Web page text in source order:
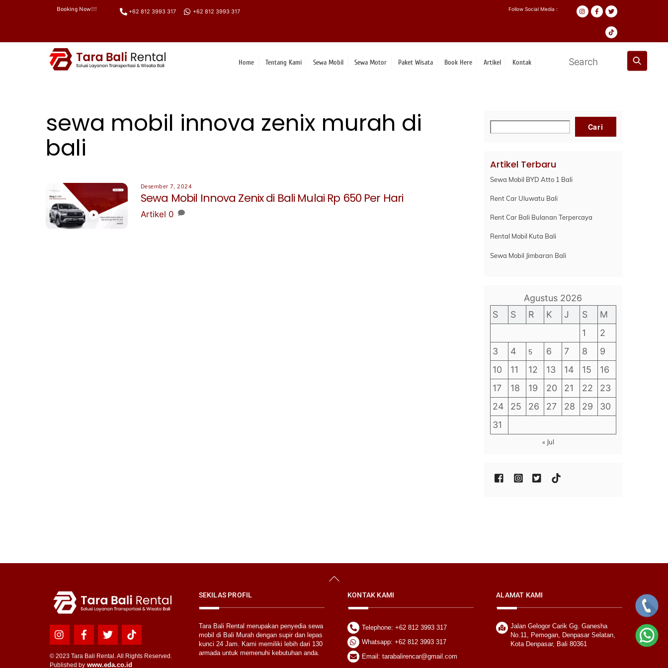
Booking Now!!! +62 812 3993 317 +62 812 3993 317 Follow Social Media :
Home Tentang Kami Sewa Mobil Sewa Motor Paket Wisata Book Here Artikel Kontak
sewa mobil innova zenix murah di
bali
Desember 7, 2024
Sewa Mobil Innova Zenix di Bali Mulai Rp 650 Per Hari
Artikel 0
Cari Cari
Artikel Terbaru
Sewa Mobil BYD Atto 1 Bali
Rent Car Uluwatu Bali
Rent Car Bali Bulanan Terpercaya
Rental Mobil Kuta Bali
Sewa Mobil Jimbaran Bali
Agustus 2026
S
S R K J S
M
1
2
3
4 5 6 7 8
9
10
11 12 13 14 15
16
17
18 19 20 21 22
23
24
25 26 27 28 29
30
31
« Jul
Back
Icon
label
Icon
label
Icon
label
Icon
label
© 2023 Tara Bali Rental. All Rights Reserved.
Published by www.eda.co.id
SEKILAS PROFIL
Tara Bali Rental merupakan penyedia sewa
mobil di Bali Murah dengan supir dan lepas
kunci 24 Jam. Kami memiliki lebih dari 130
armada untuk memenuhi kebutuhan anda.
KONTAK KAMI
Telephone: +62 812 3993 317
Whatsapp: +62 812 3993 317
Email: tarabalirencar@gmail.com
ALAMAT KAMI
Jalan Gelogor Carik Gg. Ganesha
No.11, Pemogan, Denpasar Selatan,
Kota Denpasar, Bali 80361